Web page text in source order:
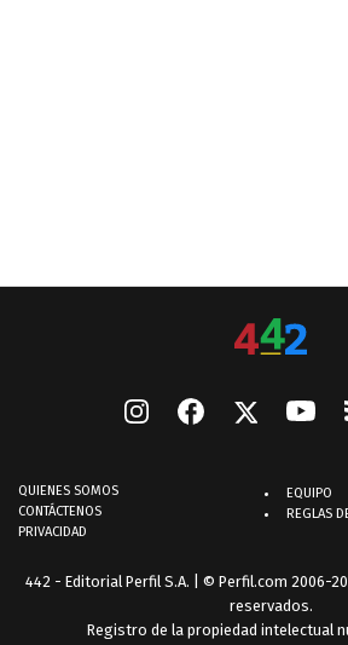
QUIENES SOMOS
CONTÁCTENOS
PRIVACIDAD
EQUIPO
REGLAS
442 - Editorial Perfil S.A. | © Perfil.com 2006-
reservados.
Registro de la propiedad intelectual